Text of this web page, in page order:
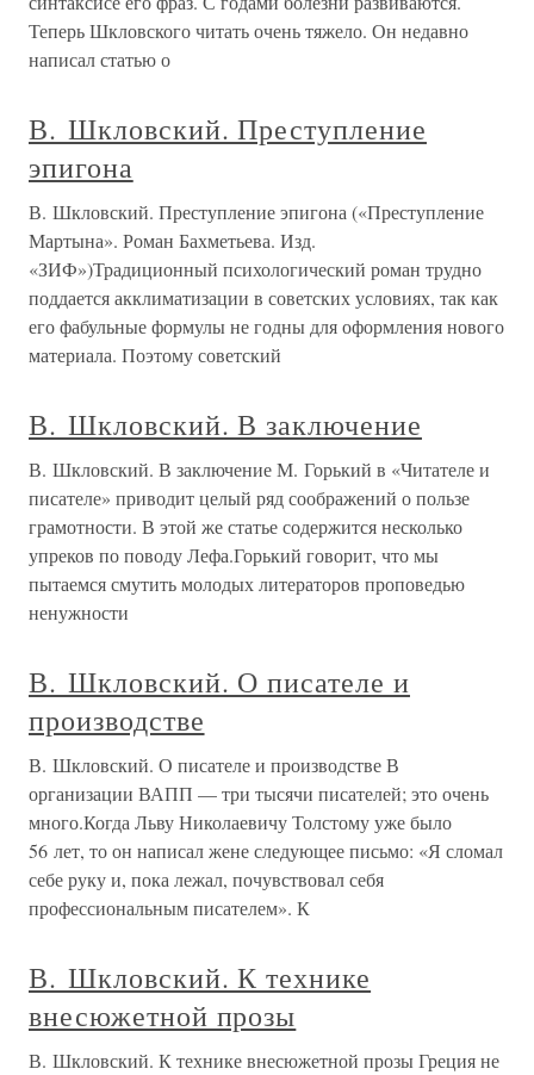
Теперь Шкловского читать очень тяжело. Он недавно
написал статью о
В. Шкловский. Преступление
эпигона
В. Шкловский. Преступление эпигона («Преступление
Мартына». Роман Бахметьева. Изд.
«ЗИФ»)Традиционный психологический роман трудно
поддается акклиматизации в советских условиях, так как
его фабульные формулы не годны для оформления нового
материала. Поэтому советский
В. Шкловский. В заключение
В. Шкловский. В заключение М. Горький в «Читателе и
писателе» приводит целый ряд соображений о пользе
грамотности. В этой же статье содержится несколько
упреков по поводу Лефа.Горький говорит, что мы
пытаемся смутить молодых литераторов проповедью
ненужности
В. Шкловский. О писателе и
производстве
В. Шкловский. О писателе и производстве В
организации ВАПП — три тысячи писателей; это очень
много.Когда Льву Николаевичу Толстому уже было
56 лет, то он написал жене следующее письмо: «Я сломал
себе руку и, пока лежал, почувствовал себя
профессиональным писателем». К
В. Шкловский. К технике
внесюжетной прозы
В. Шкловский. К технике внесюжетной прозы Греция не